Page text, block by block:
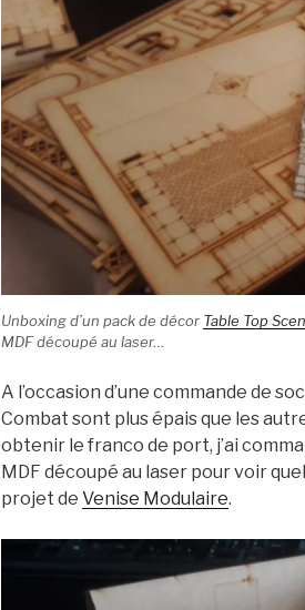
Unboxing d’un pack de décor Table Top
MDF découpé au laser…
A l’occasion d’une commande de
Combat sont plus épais que les
obtenir le franco de port, j’ai
MDF découpé au laser pour voir
projet de Venise Modulaire.